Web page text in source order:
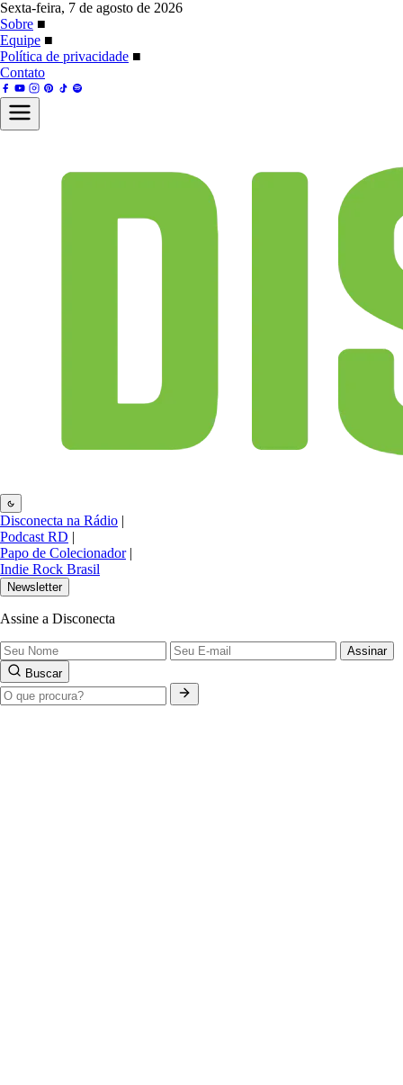
Sexta-feira, 7 de agosto de 2026
Sobre ■
Equipe ■
Política de privacidade ■
Contato
Disconecta na Rádio |
Podcast RD |
Papo de Colecionador |
Indie Rock Brasil
Newsletter
Assine a Disconecta
Assinar
Buscar